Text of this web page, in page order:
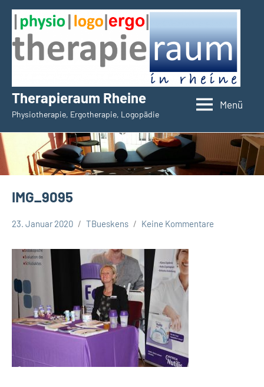
Zum
Inhalt
springen
Therapieraum Rheine
Physiotherapie, Ergotherapie, Logopädie
Menü
IMG_9095
23. Januar 2020 TBueskens Keine Kommentare